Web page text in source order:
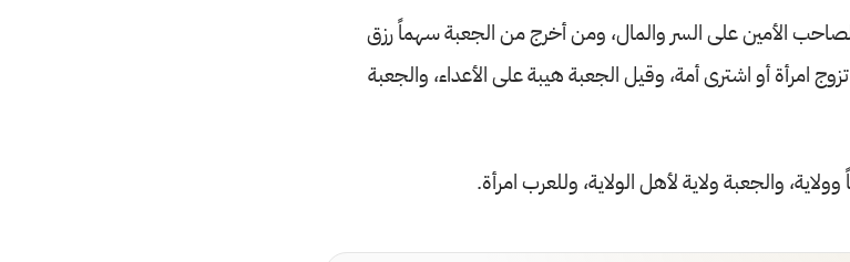
الأمين على السر والمال، ومن أخرج من الجعبة سهماً رزق
امرأة أو اشترى أمة، وقيل الجعبة هيبة على الأعداء، والجعبة
والجعبة ولاية لأهل الولاية، وللعرب امرأة.